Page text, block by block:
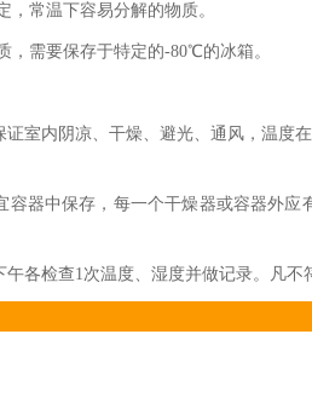
常温下容易分解的物质。
需要保存于特定的-80℃的冰箱。
室内阴凉、干燥、避光、通风，温度
容器中保存，每一个干燥器或容器外
各检查1次温度、湿度并做记录。凡